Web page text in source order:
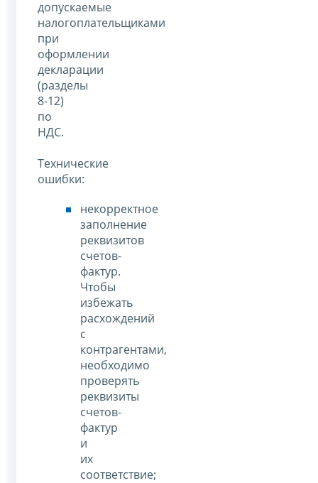
допускаемые
налогоплательщиками
при
оформлении
декларации
(разделы
8-12)
по
НДС.
Технические
ошибки:
некорректное
заполнение
реквизитов
счетов-
фактур.
Чтобы
избежать
расхождений
с
контрагентами,
необходимо
проверять
реквизиты
счетов-
фактур
и
их
соответствие;